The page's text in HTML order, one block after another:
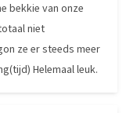
bekkie van onze
niet
ze er steeds meer
Helemaal leuk.